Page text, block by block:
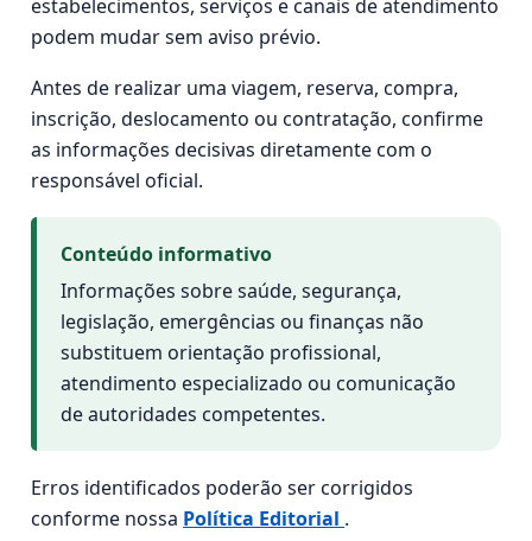
estabelecimentos, serviços e canais de atendimento
podem mudar sem aviso prévio.
Antes de realizar uma viagem, reserva, compra,
inscrição, deslocamento ou contratação, confirme
as informações decisivas diretamente com o
responsável oficial.
Conteúdo informativo
Informações sobre saúde, segurança,
legislação, emergências ou finanças não
substituem orientação profissional,
atendimento especializado ou comunicação
de autoridades competentes.
Erros identificados poderão ser corrigidos
conforme nossa Política Editorial .